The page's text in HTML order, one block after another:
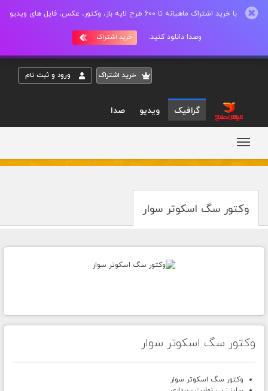
با خرید اشتراک ماهیانه تا 600 طرح لایه باز، وکتور، عکس، فایل های ویدیو
وصدا دانلود کنید. خرید اشتراک
خريد اشتراک ورود و ثبت نام
گرافیک ویدیو صدا
وکتور سگ اسکوتر سوار
وکتور سگ اسکوتر سوار
وکتور سگ اسکوتر سوار